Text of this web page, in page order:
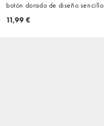
botón dorado de diseño sencillo
11,99 €